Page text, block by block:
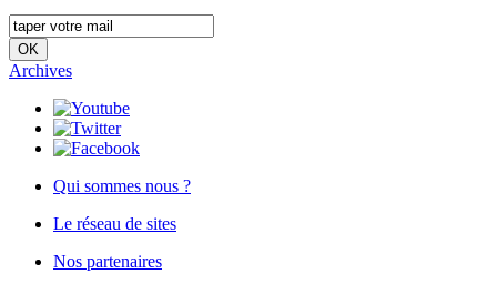
Archives
Qui sommes nous ?
Le réseau de sites
Nos partenaires